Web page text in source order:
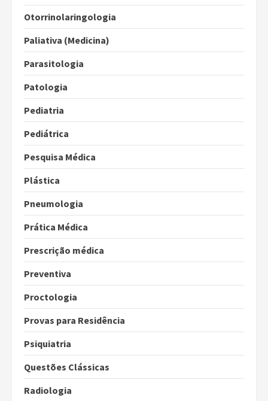
Otorrinolaringologia
Paliativa (Medicina)
Parasitologia
Patologia
Pediatria
Pediátrica
Pesquisa Médica
Plástica
Pneumologia
Prática Médica
Prescrição médica
Preventiva
Proctologia
Provas para Residência
Psiquiatria
Questões Clássicas
Radiologia